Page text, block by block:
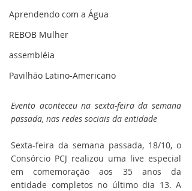
Aprendendo com a Água
REBOB Mulher
assembléia
Pavilhão Latino-Americano
Evento aconteceu na sexta-feira da semana
passada, nas redes sociais da entidade
Sexta-feira da semana passada, 18/10, o
Consórcio PCJ realizou uma live especial
em comemoração aos 35 anos da
entidade completos no último dia 13. A